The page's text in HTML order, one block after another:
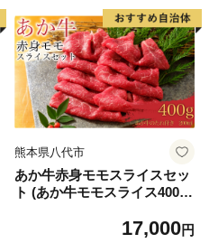
熊本県八代市
あか牛赤身モモスライスセッ
ト (あか牛モモスライス400
17,000円